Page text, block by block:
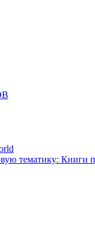
тематику: Книги